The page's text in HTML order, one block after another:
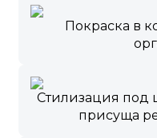
Покраска в
Стилизация под
присуща